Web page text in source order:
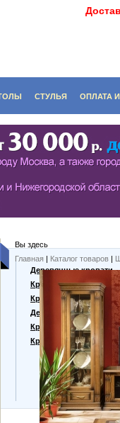
ECO (ЭКОЛОГИЯ)
ШКАФЫ
СТЕНКИ, ВИТРАЖИ
СТОЛЫ
ДАМСКИЕ СТОЛИКИ
СТОЛЫ
СТОЛЫ
СТУЛЬЯ
СТУЛЬЯ ИЗ ДЕРЕВА
ДИВАНЫ, СКАМЬИ,
ТАБУРЕТЫ ИЗ
ОПЛАТА
Вы здесь
Главная | Каталог товаров |
Деревянные кровати
Кровати из массива
Кровати из сосны
Дешевые кровати
Кровати для дачи
Кровать тахта